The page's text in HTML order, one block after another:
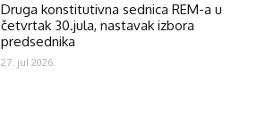
Druga konstitutivna sednica REM-a u
četvrtak 30.jula, nastavak izbora
predsednika
27. jul 2026.